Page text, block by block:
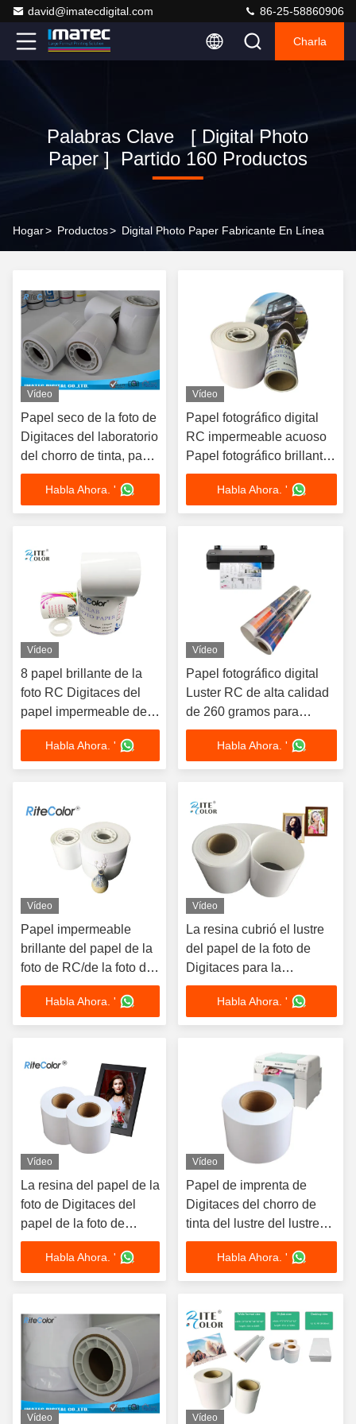
david@imatecdigital.com 86-25-58860906
Charla
Palabras Clave [ Digital Photo
Paper ] Partido 160 Productos
Hogar> Productos> Digital Photo Paper Fabricante En Línea
Vídeo
Papel seco de la foto de
Digitaces del laboratorio
del chorro de tinta, papel
brillante 6" de la foto del
chorro de tinta de RC
X65M para
Habla Ahora. '
Vídeo
Papel fotográfico digital
RC impermeable acuoso
Papel fotográfico brillante
para Epson D700
Habla Ahora. '
Vídeo
8 papel brillante de la
foto RC Digitaces del
papel impermeable de
la foto de la pulgada
para Epson D700
Habla Ahora. '
Vídeo
Papel fotográfico digital
Luster RC de alta calidad
de 260 gramos para
impresión por inyección
de tintaHabla Ahora. '
Vídeo
Papel impermeable
brillante del papel de la
foto de RC/de la foto de
Digitaces para la
impresión seca de
Minilab
Habla Ahora. '
Vídeo
La resina cubrió el lustre
del papel de la foto de
Digitaces para la
impresora 240gsm de
Epson Surelab D700
D3000
Habla Ahora. '
Vídeo
La resina del papel de la
foto de Digitaces del
papel de la foto de
Minilab de la tinta del
pigmento/del tinte cubrió
Habla Ahora. '
Vídeo
Papel de imprenta de
Digitaces del chorro de
tinta del lustre del lustre
del papel impermeable de
la foto del blanco alto
Habla Ahora. '
Vídeo Vídeo